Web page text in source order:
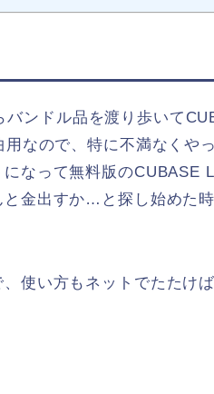
ンドル品を渡り歩いて
なので、特に不満なくや
なって無料版のCUBASE
金出すか…と探し始めた
使い方もネットでたたけ